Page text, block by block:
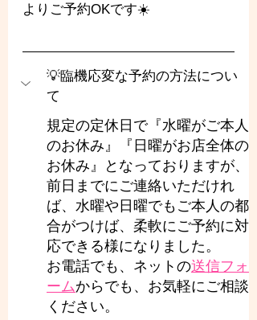
よりご予約OKです☀️
💡臨機応変な予約の方法につい
て
規定の定休日で『水曜がご本人
のお休み』『日曜がお店全体の
お休み』となっておりますが、
前日までにご連絡いただけれ
ば、水曜や日曜でもご本人の都
合がつけば、柔軟にご予約に対
応できる様になりました。
お電話でも、ネットの送信フォ
ームからでも、お気軽にご相談
ください。